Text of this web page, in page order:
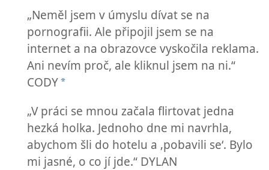
„Neměl jsem v úmyslu dívat se na
pornografii. Ale připojil jsem se na
internet a na obrazovce vyskočila reklama.
Ani nevím proč, ale kliknul jsem na ni.“
CODY*
„V práci se mnou začala flirtovat jedna
hezká holka. Jednoho dne mi navrhla,
abychom šli do hotelu a ‚pobavili se‘. Bylo
mi jasné, o co jí jde.“ DYLAN